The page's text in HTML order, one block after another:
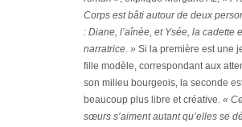
Corps est bâti autour de deux
: Diane, l’aînée, et Ysée, la cadette
narratrice. » Si la première est une
fille modèle, correspondant aux
son milieu bourgeois, la seconde
beaucoup plus libre et créative. «
sœurs s’aiment autant qu’elles se